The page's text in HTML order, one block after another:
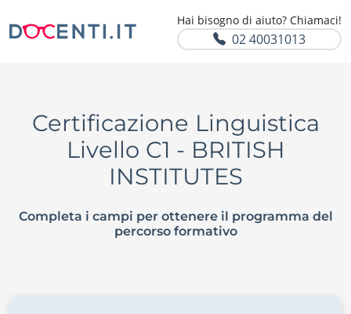
Hai bisogno di aiuto? Chiamaci!
02 40031013
Certificazione Linguistica
Livello C1 - BRITISH
INSTITUTES
Completa i campi per ottenere il programma del
percorso formativo